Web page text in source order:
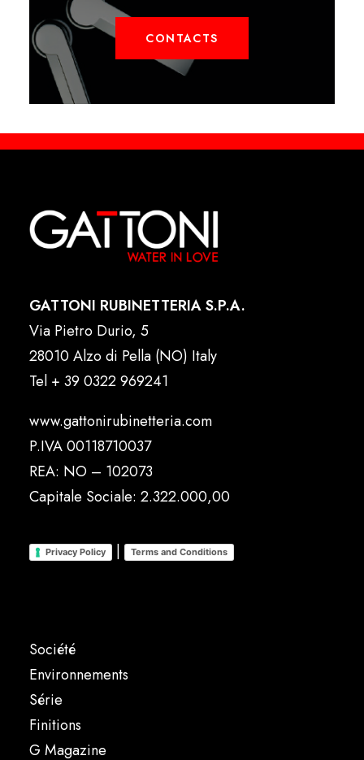
CONTACTS
GATTONI RUBINETTERIA S.P.A.
Via Pietro Durio, 5
28010 Alzo di Pella (NO) Italy
Tel + 39 0322 969241
www.gattonirubinetteria.com
P.IVA 00118710037
REA: NO – 102073
Capitale Sociale: 2.322.000,00
Privacy Policy | Terms and Conditions
Société
Environnements
Série
Finitions
G Magazine